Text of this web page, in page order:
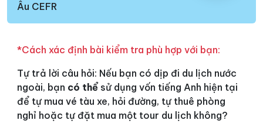
Âu CEFR
*Cách xác định bài kiểm tra phù hợp với bạn:
Tự trả lời câu hỏi: Nếu bạn có dịp đi du lịch nước
ngoài, bạn có thể sử dụng vốn tiếng Anh hiện tại
để tự mua vé tàu xe, hỏi đường, tự thuê phòng
nghỉ hoặc tự đặt mua một tour du lịch không?